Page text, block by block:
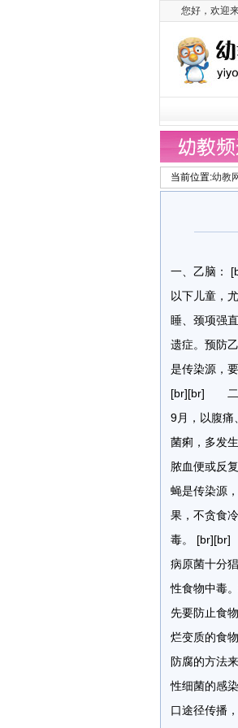
您好，欢迎
当前位置:幼教
一、乙脑：
以下儿童，
睡、颈项强
遗症。预防
是传染源，
[br][br] 二
9月，以腹痛
菌痢，多发
脓血便或反
蝇是传染源
果，不贪食
毒。
病原菌十分
性食物中毒
先要防止食
烂变质的食
防腐的方法
性细菌的感
口途径传播